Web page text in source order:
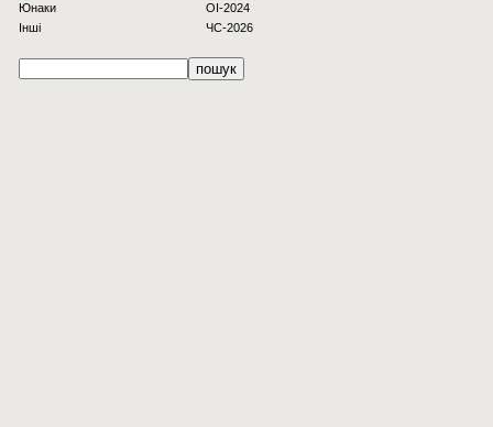
Юнаки
Інші
OI-2024
ЧС-2026